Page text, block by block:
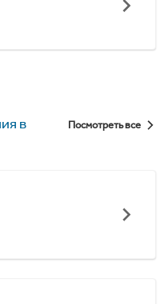
в
Посмотреть все